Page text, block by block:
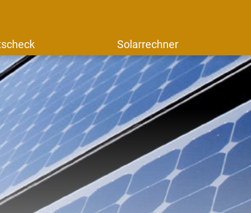
Solarrechner